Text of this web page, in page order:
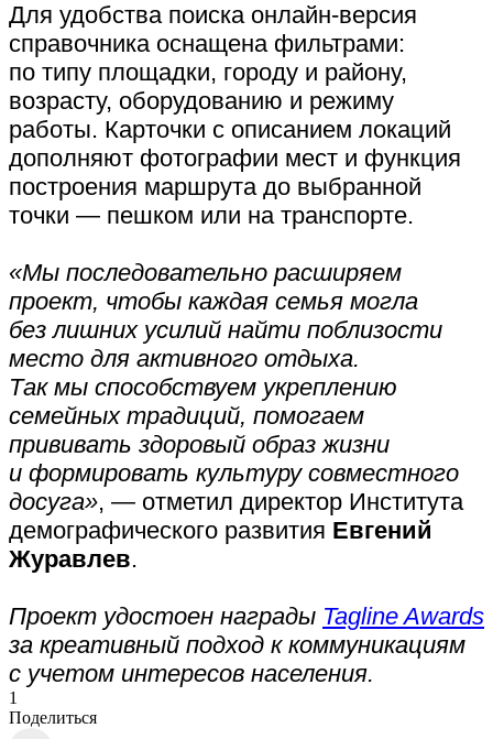
Для удобства поиска онлайн-версия
справочника оснащена фильтрами:
по типу площадки, городу и району,
возрасту, оборудованию и режиму
работы. Карточки с описанием локаций
дополняют фотографии мест и функция
построения маршрута до выбранной
точки — пешком или на транспорте.
«Мы последовательно расширяем
проект, чтобы каждая семья могла
без лишних усилий найти поблизости
место для активного отдыха.
Так мы способствуем укреплению
семейных традиций, помогаем
прививать здоровый образ жизни
и формировать культуру совместного
досуга», — отметил директор Института
демографического развития Евгений
Журавлев.
Проект удостоен награды Tagline Awards
за креативный подход к коммуникациям
с учетом интересов населения.
1
Поделиться